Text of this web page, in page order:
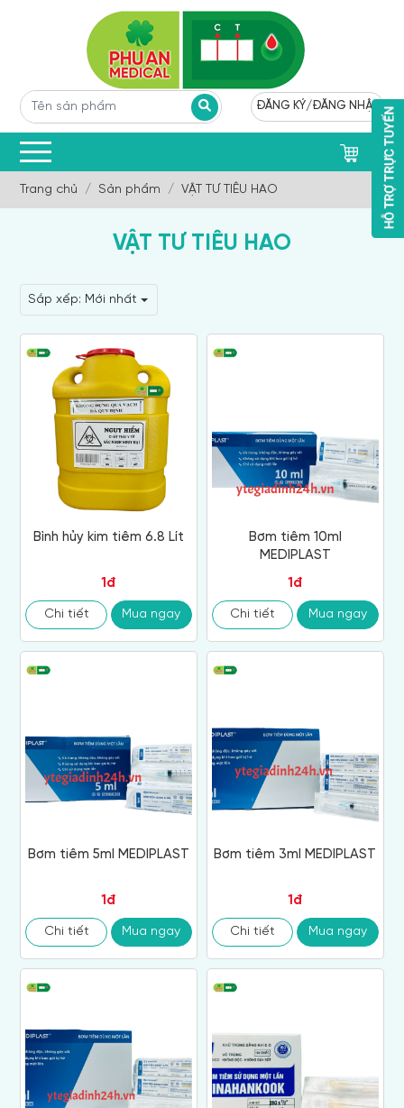
ĐĂNG KÝ/ĐĂNG NHẬP
Trang chủ Sản phẩm VẬT TƯ TIÊU HAO
VẬT TƯ TIÊU HAO
Sắp xếp: Mới nhất
Bình hủy kim tiêm 6.8 Lít
1đ
Chi tiết Mua ngay
Bơm tiêm 10ml
MEDIPLAST
1đ
Chi tiết Mua ngay
Bơm tiêm 5ml MEDIPLAST
1đ
Chi tiết Mua ngay
Bơm tiêm 3ml MEDIPLAST
1đ
Chi tiết Mua ngay